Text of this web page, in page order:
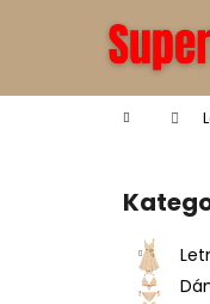
Domů
Přeskočit
kategorie
í
Zpět
do
Zpět
do